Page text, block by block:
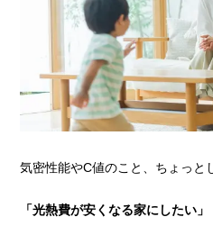
気密性能やC値のこと、ちょっと
「光熱費が安くなる家にしたい」